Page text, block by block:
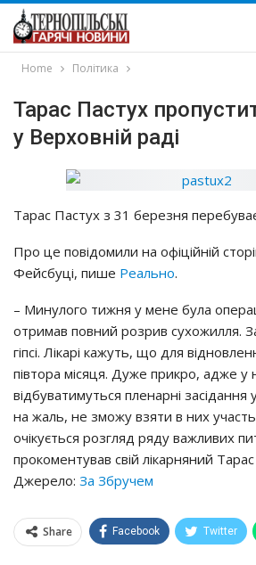
Home Політика
Тарас Пастух
у Верховній раді
Тарас Пастух з 31 березня
Про це повідомили на офіційній
Фейсбуці, пише Реально.
– Минулого тижня у мене була
отримав повний розрив сухожилля.
гіпсі. Лікарі кажуть, що для
півтора місяця. Дуже прикро, адже у
відбуватимуться пленарні засідання
на жаль, не зможу взяти в них
очікується розгляд ряду важливих
прокоментував свій лікарняний
Джерело: За Збручем
Share Facebook Twitter